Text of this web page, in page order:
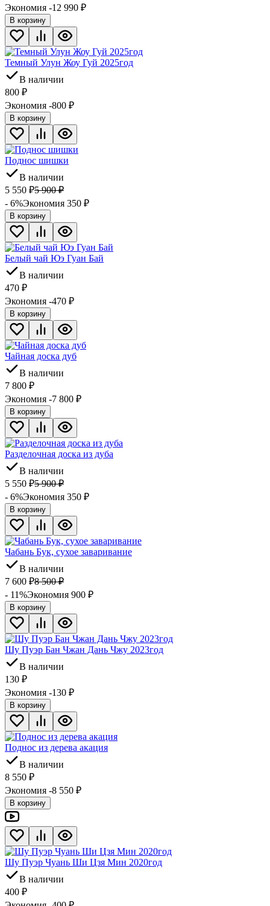
Экономия -12 990 ₽
В корзину
Темный Улун Жоу Гуй 2025год
В наличии
800 ₽
Экономия -800 ₽
В корзину
Поднос шишки
В наличии
5 550 ₽5 900 ₽
- 6%Экономия 350 ₽
В корзину
Белый чай Юэ Гуан Бай
В наличии
470 ₽
Экономия -470 ₽
В корзину
Чайная доска дуб
В наличии
7 800 ₽
Экономия -7 800 ₽
В корзину
Разделочная доска из дуба
В наличии
5 550 ₽5 900 ₽
- 6%Экономия 350 ₽
В корзину
Чабань Бук, сухое заваривание
В наличии
7 600 ₽8 500 ₽
- 11%Экономия 900 ₽
В корзину
Шу Пуэр Бан Чжан Дань Чжу 2023год
В наличии
130 ₽
Экономия -130 ₽
В корзину
Поднос из дерева акация
В наличии
8 550 ₽
Экономия -8 550 ₽
В корзину
Шу Пуэр Чуань Ши Цзя Мин 2020год
В наличии
400 ₽